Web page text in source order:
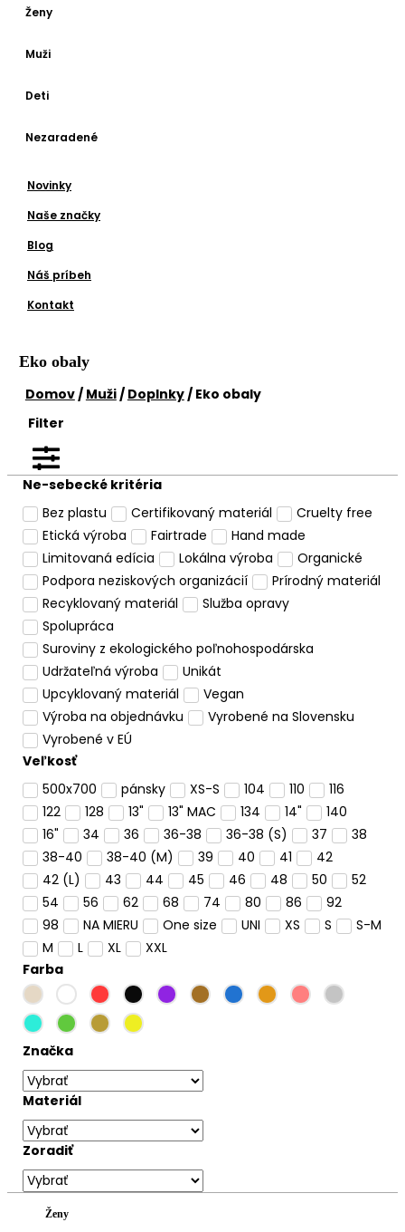
Ženy
Muži
Deti
Nezaradené
Novinky
Naše značky
Blog
Náš príbeh
Kontakt
Eko obaly
Domov/ Muži/ Doplnky/ Eko obaly
Filter
Ne-sebecké kritéria
Bez plastu
Certifikovaný materiál
Cruelty free
Etická výroba
Fairtrade
Hand made
Limitovaná edícia
Lokálna výroba
Organické
Podpora neziskových organizácií
Prírodný materiál
Recyklovaný materiál
Služba opravy
Spolupráca
Suroviny z ekologického poľnohospodárska
Udržateľná výroba
Unikát
Upcyklovaný materiál
Vegan
Výroba na objednávku
Vyrobené na Slovensku
Vyrobené v EÚ
Veľkosť
500x700
pánsky XS-S 104 110
116
122
128 13" 13" MAC 134 14"
140
16"
34 36 36-38 36-38 (S) 37
38
38-40
38-40 (M) 39 40 41
42
42 (L)
43 44 45 46 48 50
52
54
56 62 68 74 80 86
92
98
NA MIERU One size UNI XS S
S-M
M
L XL
XXL
Farba
Značka
Materiál
Zoradiť
Ženy